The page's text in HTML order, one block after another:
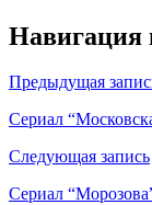
Навигация
Предыдущая
Сериал
Следующая запись
Сериал